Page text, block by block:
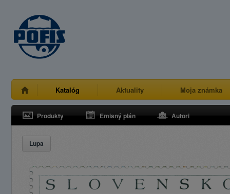
Katalóg Aktuality Moja známka
Produkty Emisný plán Autori
Lupa